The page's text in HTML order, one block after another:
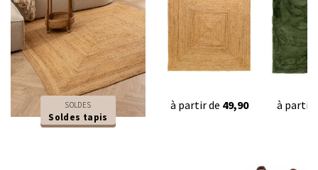
SOLDES
Soldes tapis
à partir de 49,90 à partir